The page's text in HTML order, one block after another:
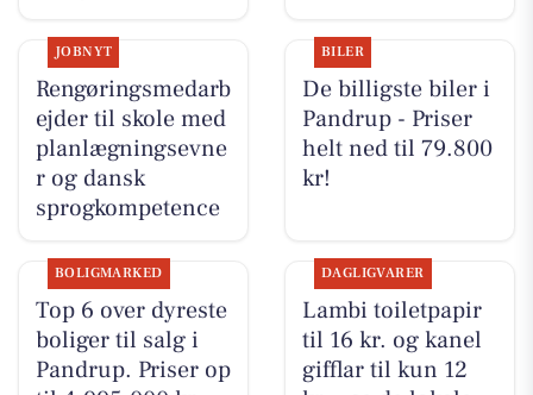
JOBNYT
Rengøringsmedarb
ejder til skole med
planlægningsevne
r og dansk
sprogkompetence
BILER
De billigste biler i
Pandrup - Priser
helt ned til 79.800
kr!
BOLIGMARKED
Top 6 over dyreste
boliger til salg i
Pandrup. Priser op
DAGLIGVARER
Lambi toiletpapir
til 16 kr. og kanel
gifflar til kun 12